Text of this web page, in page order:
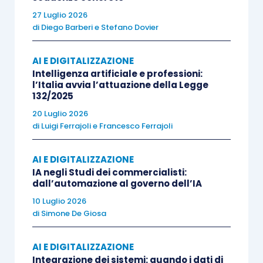
cavallo di Troia. Non ci accorgeremo di nulla,
magari faremo più volte clic sul file perché
semplicemente che non funziona. Eppure, ormai il
danno è fatto perché, inconsapevolmente,
abbiamo installato nel nostro computer un codice
maligno che apre un varco verso l’esterno e
permette a chi lo ha programmato di fare quello
che vuole. Una volta colpiti da un “cavallo di
Troia”, è molto difficile rilevarlo. Questi virus,
infatti, usano delle tecniche particolari per
nascondersi e spesso si servono di strumenti
non rallentano il computer e non modificano
27 Luglio 2026
di Diego Barberie Stefano Dovier
AI E DIGITALIZZAZIONE
Intelligenza artificiale e professioni:
l’Italia avvia l’attuazione della Legge
132/2025
20 Luglio 2026
di Luigi Ferrajolie Francesco Ferrajoli
AI E DIGITALIZZAZIONE
IA negli Studi dei commercialisti:
dall’automazione al governo dell’IA
10 Luglio 2026
di Simone De Giosa
AI E DIGITALIZZAZIONE
Integrazione dei sistemi: quando i dati di